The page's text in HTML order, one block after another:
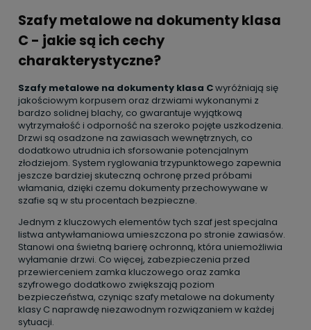
Szafy metalowe na dokumenty klasa
C - jakie są ich cechy
charakterystyczne?
Szafy metalowe na dokumenty klasa Cwyróżniają się
jakościowym korpusem oraz drzwiami wykonanymi z
bardzo solidnej blachy, co gwarantuje wyjątkową
wytrzymałość i odporność na szeroko pojęte uszkodzenia.
Drzwi są osadzone na zawiasach wewnętrznych, co
dodatkowo utrudnia ich sforsowanie potencjalnym
złodziejom. System ryglowania trzypunktowego zapewnia
jeszcze bardziej skuteczną ochronę przed próbami
włamania, dzięki czemu dokumenty przechowywane w
szafie są w stu procentach bezpieczne.
Jednym z kluczowych elementów tych szaf jest specjalna
listwa antywłamaniowa umieszczona po stronie zawiasów.
Stanowi ona świetną barierę ochronną, która uniemożliwia
wyłamanie drzwi. Co więcej, zabezpieczenia przed
przewierceniem zamka kluczowego oraz zamka
szyfrowego dodatkowo zwiększają poziom
bezpieczeństwa, czyniąc szafy metalowe na dokumenty
klasy C naprawdę niezawodnym rozwiązaniem w każdej
sytuacji.